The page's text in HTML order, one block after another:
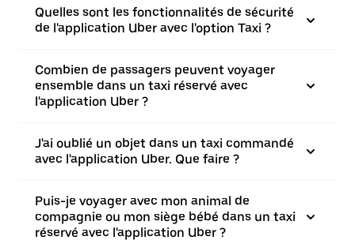
Quelles sont les fonctionnalités de sécurité
de l'application Uber avec l'option Taxi ?
Combien de passagers peuvent voyager
ensemble dans un taxi réservé avec
l'application Uber ?
J'ai oublié un objet dans un taxi commandé
avec l'application Uber. Que faire ?
Puis-je voyager avec mon animal de
compagnie ou mon siège bébé dans un taxi
réservé avec l'application Uber ?